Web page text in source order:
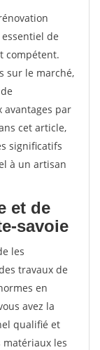
de
compétent.
sur le marché,
avantages par
cet article,
significatifs
à un artisan
et de
savoie
les
travaux de
en
avez la
qualifié et
les